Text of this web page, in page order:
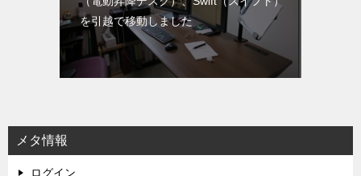
を引越で移動しました
メタ情報
ログイン